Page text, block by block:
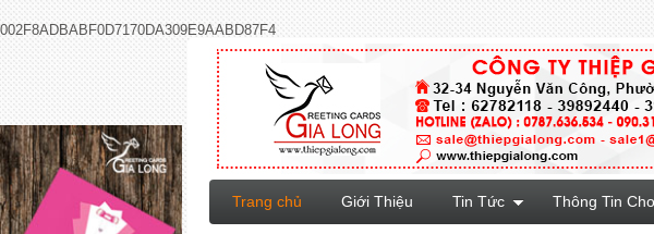
002F8ADBABF0D7170DA309E9AABD87F4
Trang chủ Giới Thiệu Tin Tức Thông Tin